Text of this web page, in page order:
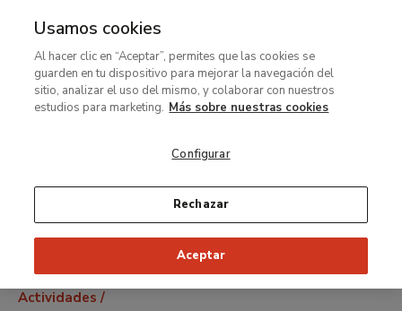
MENÚ
contenido
principal
Ruta
Actividades
Usamos cookies
Al hacer clic en “Aceptar”, permites que las cookies se
guarden en tu dispositivo para mejorar la navegación del
sitio, analizar el uso del mismo, y colaborar con nuestros
estudios para marketing. Más sobre nuestras cookies
Configurar
Rechazar
Aceptar